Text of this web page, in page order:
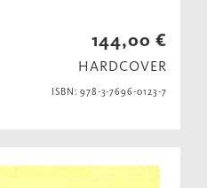
144,00 €
HARDCOVER
ISBN: 978-3-7696-0123-7